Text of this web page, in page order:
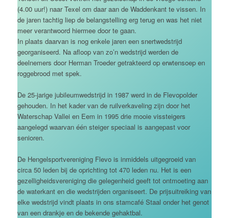
(4.00 uur!) naar Texel om daar aan de Waddenkant te vissen. In
de jaren tachtig liep de belangstelling erg terug en was het niet
meer verantwoord hiermee door te gaan.
In plaats daarvan is nog enkele jaren een snertwedstrijd
georganiseerd. Na afloop van zo’n wedstrijd werden de
deelnemers door Herman Troeder getrakteerd op erwtensoep en
roggebrood met spek.
De 25-jarige jubileumwedstrijd in 1987 werd in de Flevopolder
gehouden. In het kader van de ruilverkaveling zijn door het
Waterschap Vallei en Eem in 1995 drie mooie vissteigers
aangelegd waarvan één steiger speciaal is aangepast voor
senioren.
De Hengelsportvereniging Flevo is inmiddels uitgegroeid van
circa 50 leden bij de oprichting tot 470 leden nu. Het is een
gezelligheidsvereniging die gelegenheid geeft tot ontmoeting aan
de waterkant en die wedstrijden organiseert. De prijsuitreiking van
elke wedstrijd vindt plaats in ons stamcafé Staal onder het genot
van een drankje en de bekende gehaktbal.